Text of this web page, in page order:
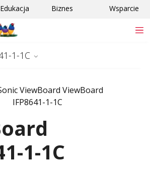
Biznes Wsparcie
1-1C
1-1C